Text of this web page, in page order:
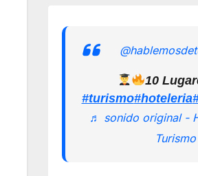
10
#turismo#hoteleria
♬ sonido original -
Turismo